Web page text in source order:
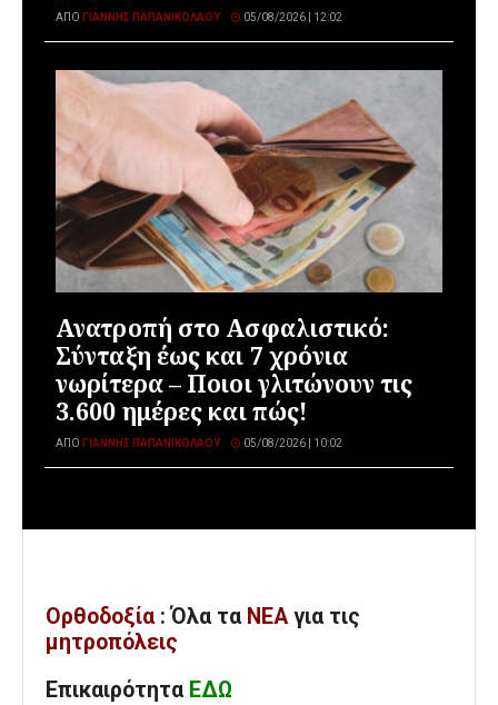
ΑΠΌ ΓΙΆΝΝΗΣ ΠΑΠΑΝΙΚΟΛΆΟΥ 05/08/2026 | 12:02
Ανατροπή στο Ασφαλιστικό:
Σύνταξη έως και 7 χρόνια
νωρίτερα – Ποιοι γλιτώνουν τις
3.600 ημέρες και πώς!
ΑΠΌ ΓΙΆΝΝΗΣ ΠΑΠΑΝΙΚΟΛΆΟΥ 05/08/2026 | 10:02
Ορθοδοξία : Όλα τα ΝΕΑ για τις
μητροπόλεις
Επικαιρότητα ΕΔΩ